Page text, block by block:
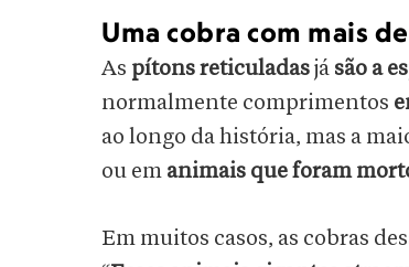
Uma cobra com mais
As pítons reticuladasjá são a
normalmente comprimentos
ao longo da história, mas a
ou em animais que foram
Em muitos casos, as cobras